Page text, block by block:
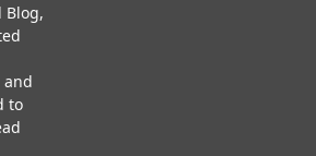
Blog,
and
to